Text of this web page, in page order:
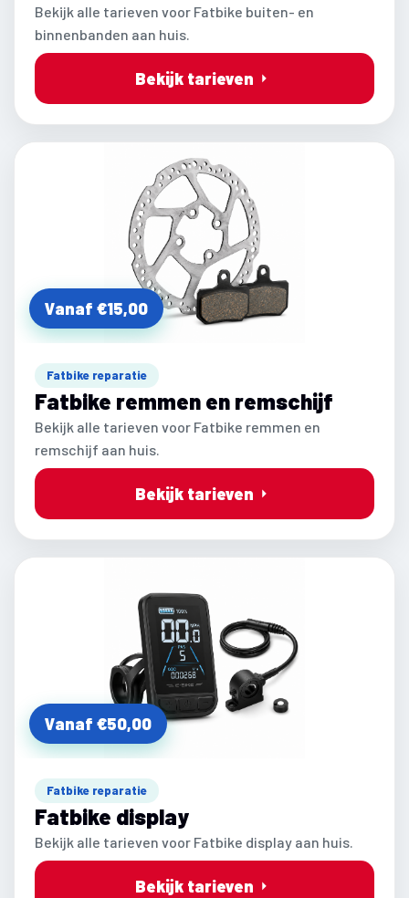
Bekijk alle tarieven voor Fatbike buiten- en
binnenbanden aan huis.
Bekijk tarieven
Vanaf €15,00
Fatbike reparatie
Fatbike remmen en remschijf
Bekijk alle tarieven voor Fatbike remmen en
remschijf aan huis.
Bekijk tarieven
Vanaf €50,00
Fatbike reparatie
Fatbike display
Bekijk alle tarieven voor Fatbike display aan huis.
Bekijk tarieven